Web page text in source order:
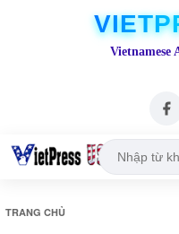
Vietnamese
TRANG CHỦ